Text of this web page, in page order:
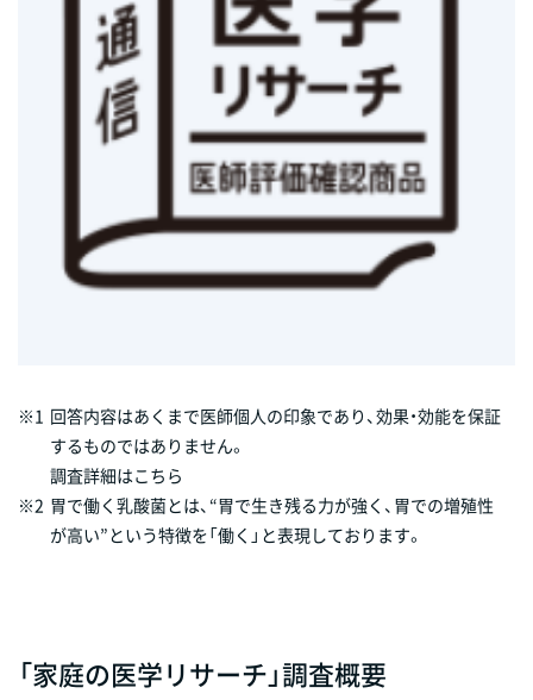
※1 回答内容はあくまで医師個人の印象であり、効果・効能を保証
するものではありません。
調査詳細はこちら
※2 胃で働く乳酸菌とは、“胃で生き残る力が強く、胃での増殖性
が高い”という特徴を「働く」と表現しております。
「家庭の医学リサーチ」調査概要